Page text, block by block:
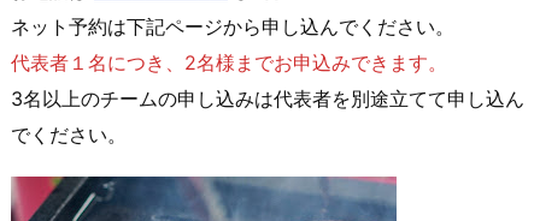
ネット予約は下記ページから申し込んでください。
代表者１名につき、2名様までお申込みできます。
3名以上のチームの申し込みは代表者を別途立てて申し込ん
でください。